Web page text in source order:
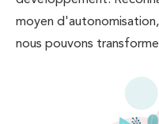
moyen
nous pouvons